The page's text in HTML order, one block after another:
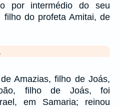
por intermédio do seu
do profeta Amitai, de
Amazias, filho de Joás,
filho de Joás, foi
em Samaria; reinou